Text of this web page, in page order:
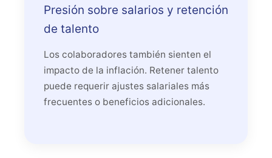
Presión sobre salarios y retención
de talento
Los colaboradores también sienten el
impacto de la inflación. Retener talento
puede requerir ajustes salariales más
frecuentes o beneficios adicionales.